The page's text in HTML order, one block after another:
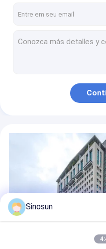
Rede de rádio portátil
OEM Ofdm Transmitter Mesh
Transmissor de rádio sem fio de
Série BEAMmesh
Antenna direcional sem fio remota com sistema de controle de servo
BIAMP Universal Cb Radio RF
Sinosun